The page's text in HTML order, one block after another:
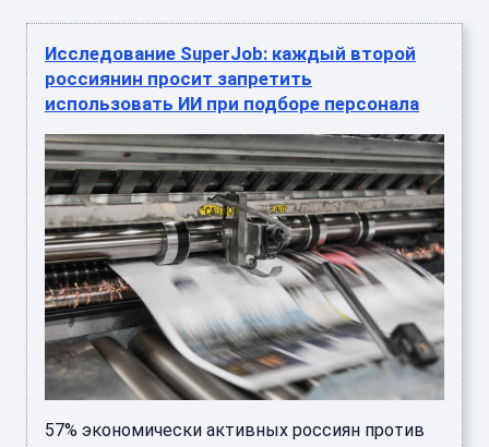
Исследование SuperJob: каждый второй
россиянин просит запретить
использовать ИИ при подборе персонала
57% экономически активных россиян против